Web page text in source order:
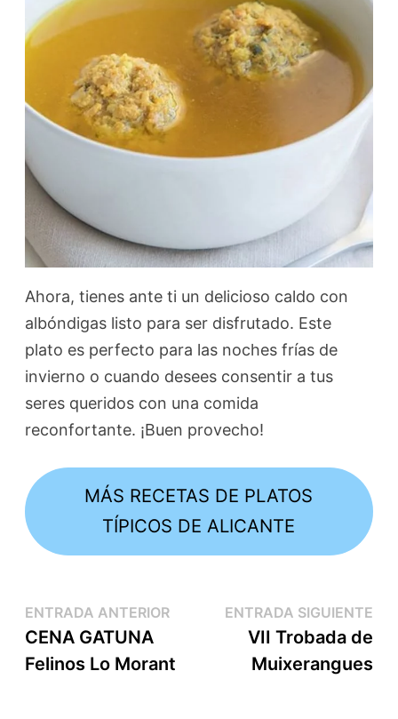
Ahora, tienes ante ti un delicioso caldo con
albóndigas listo para ser disfrutado. Este
plato es perfecto para las noches frías de
invierno o cuando desees consentir a tus
seres queridos con una comida
reconfortante. ¡Buen provecho!
MÁS RECETAS DE PLATOS
TÍPICOS DE ALICANTE
ENTRADA ANTERIOR
CENA GATUNA
Felinos Lo Morant
ENTRADA SIGUIENTE
VII Trobada de
Muixerangues